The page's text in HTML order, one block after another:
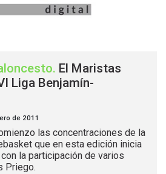
. El Maristas
Liga Benjamín-
de 2011
las concentraciones de la
que en esta edición inicia
la participación de varios
Priego.